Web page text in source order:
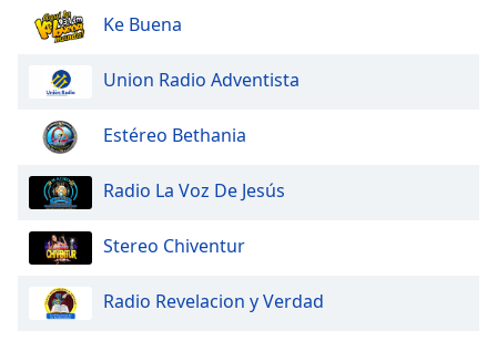
Color
Opacity
Background
Color
Opacity
Ke Buena
Union Radio Adventista
Estéreo Bethania
Radio La Voz De Jesús
Stereo Chiventur
Radio Revelacion y Verdad